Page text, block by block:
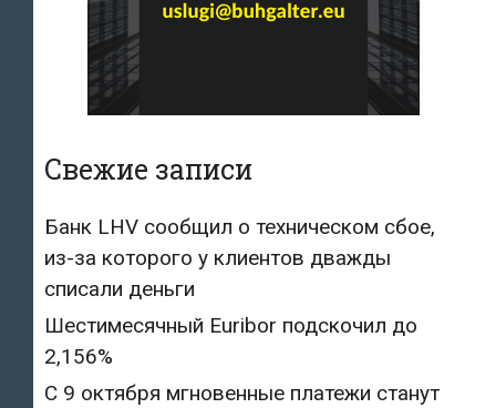
Свежие записи
Банк LHV сообщил о техническом сбое,
из-за которого у клиентов дважды
списали деньги
Шестимесячный Euribor подскочил до
2,156%
С 9 октября мгновенные платежи станут